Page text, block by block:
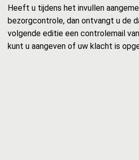
Heeft u tijdens het invullen
bezorgcontrole, dan ontvangt u de
volgende editie een controlemail
kunt u aangeven of uw klacht is